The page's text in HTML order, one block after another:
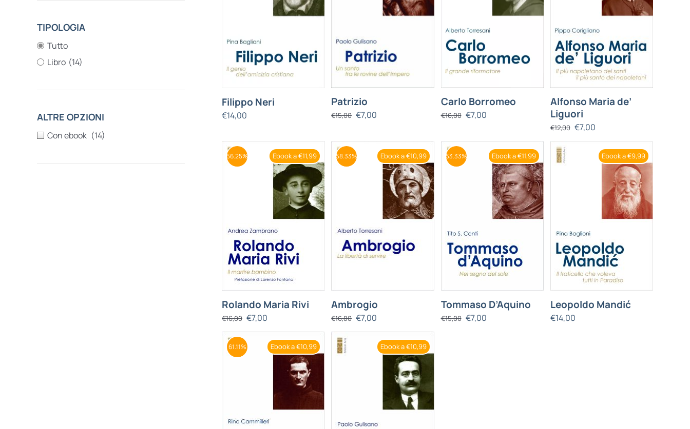
Filippo Neri
€14,00
Patrizio
€15,00 €7,00
Carlo Borromeo
€16,00 €7,00
Alfonso Maria de’
Liguori
€12,00 €7,00
Ebook a €11,99
56.25%
Rolando Maria Rivi
€16,00 €7,00
Ebook a €10,99
58.33%
Ambrogio
€16,80 €7,00
Ebook a €11,99
53.33%
Tommaso D’Aquino
€15,00 €7,00
Ebook a €9,99
Leopoldo Mandić
€14,00
Ebook a €10,99
61.11% Ebook a €10,99
TIPOLOGIA
Tutto
Libro (14)
ALTRE OPZIONI
(14)